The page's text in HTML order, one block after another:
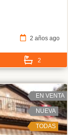
2 años ago
2
EN VENTA
NUEVA
TODAS